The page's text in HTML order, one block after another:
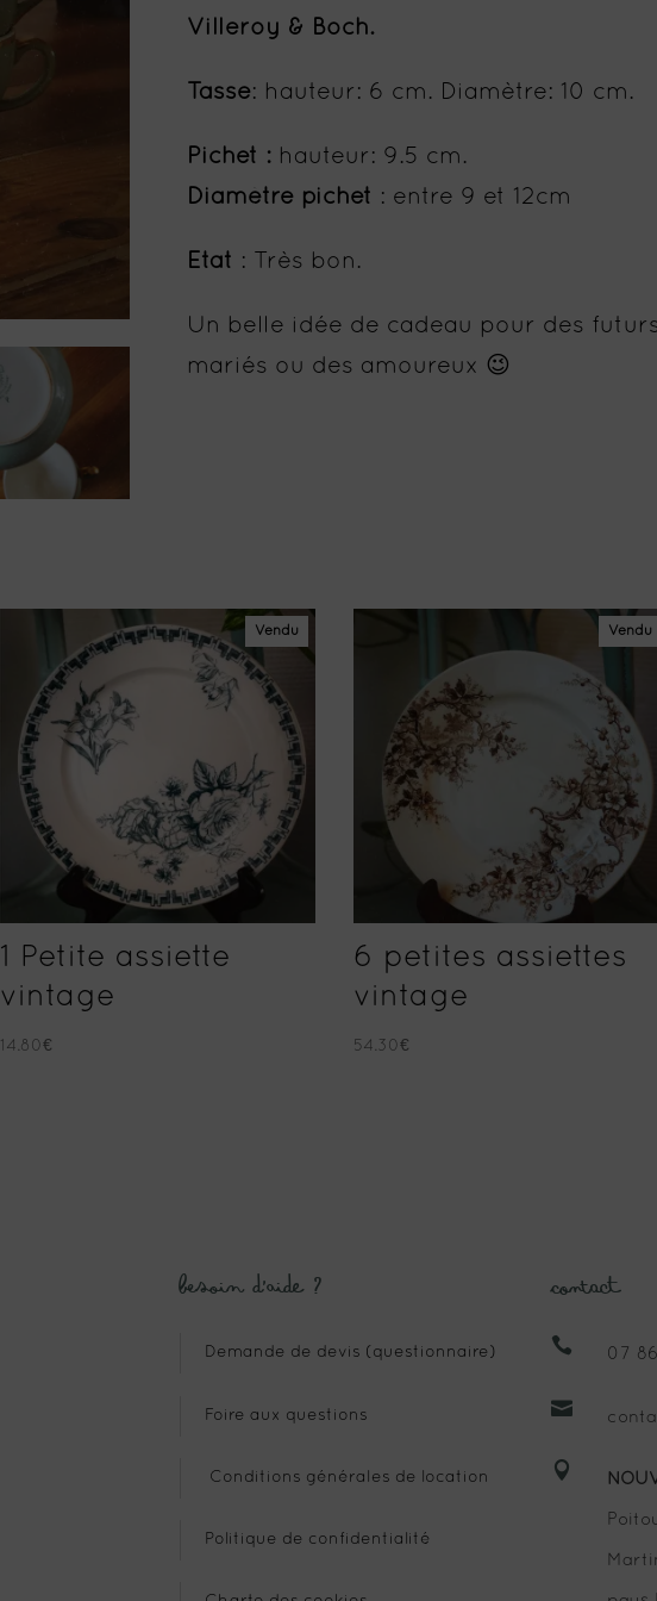
Villeroy & Boch.
Tasse: hauteur: 6 cm. Diamètre: 10 cm.
Pichet :hauteur: 9.5 cm.
Diamètre pichet : entre 9 et 12cm
Etat : Très bon.
Un belle idée de cadeau pour des
mariés ou des amoureux 😉
Vendu
1 Petite assiette
vintage
14.80€
Vendu
6 petites assiettes
vintage
54.30€
Besoin d’aide ?
Demande de devis (questionnaire)
Foire aux questions
Conditions générales de location
Politique de confidentialité
Contact
 07

